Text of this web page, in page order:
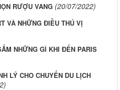
RƯỢU VANG (20/07/2022)
VÀ NHỮNG ĐIỀU THÚ VỊ
NHỮNG GÌ KHI ĐẾN PARIS
LÝ CHO CHUYẾN DU LỊCH